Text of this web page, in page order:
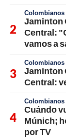
Colombianos
Jaminton
Central:
vamos a
Colombianos
Jaminton
Central:
Colombianos
Cuándo
Múnich;
por TV